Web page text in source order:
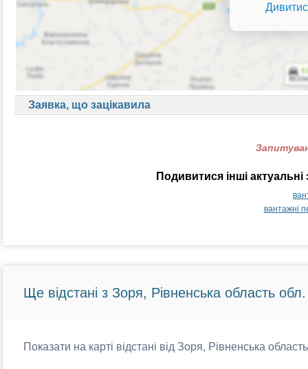
Заявка, що зацікавила
Подивитися інші
вантажні
Ще відстані з Зоря, Рівненська область обл.
Показати на карті відстані від Зоря, Рівненська